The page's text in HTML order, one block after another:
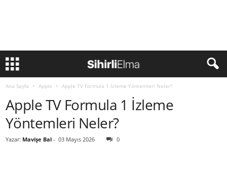
Ana Sayfa Apple Apple TV Formula 1 İzleme Yöntemleri Neler?
Apple TV Formula 1 İzleme
Yöntemleri Neler?
Yazar: Mavişe Bal - 03 Mayıs 2026 0